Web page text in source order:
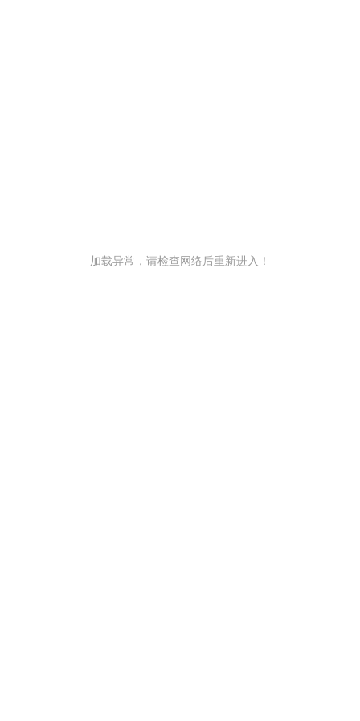
加载异常，请检查网络后重新进入！